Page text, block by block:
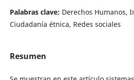
Palabras clave: Derechos Humanos,
Ciudadanía étnica, Redes sociales
Resumen